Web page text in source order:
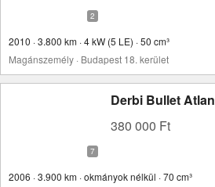
2010 · 3.800 km · 4 kW (5 LE) · 50 cm³
Magánszemély · Budapest 18. kerület
Derbi Bullet
380 000 Ft
2006 · 3.900 km · okmányok nélkül · 70 cm³